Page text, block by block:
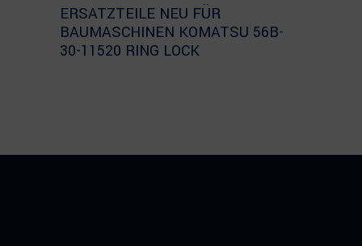
ERSATZTEILE NEU FÜR
BAUMASCHINEN KOMATSU 56B-
30-11520 RING LOCK